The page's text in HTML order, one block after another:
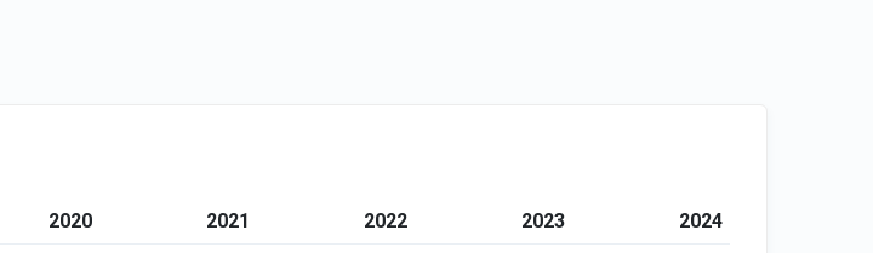
2020 2021 2022 2023
2024